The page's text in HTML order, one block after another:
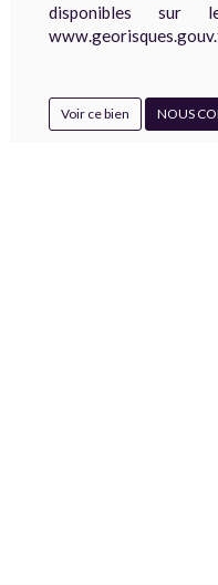
disponibles sur
Voir ce bien NOUS